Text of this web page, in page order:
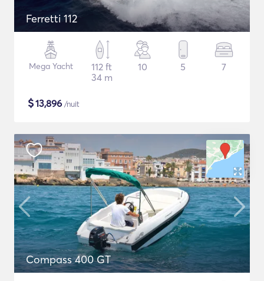
Ferretti 112
Mega Yacht
112 ft
34 m
10 5 7
$13,896 /nuit
Compass 400 GT